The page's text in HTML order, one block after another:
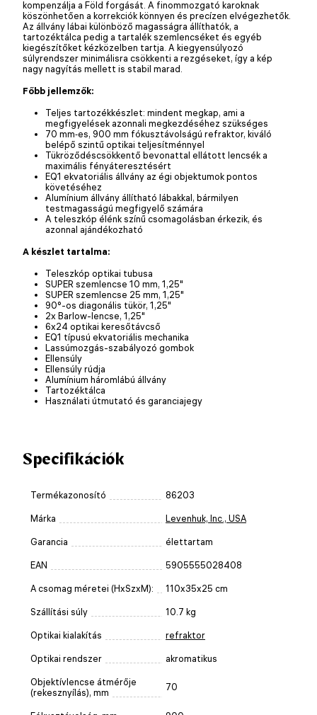
kompenzálja a Föld forgását. A finommozgató karoknak
köszönhetően a korrekciók könnyen és precízen elvégezhetők.
Az állvány lábai különböző magasságra állíthatók, a
tartozéktálca pedig a tartalék szemlencséket és egyéb
kiegészítőket kézközelben tartja. A kiegyensúlyozó
súlyrendszer minimálisra csökkenti a rezgéseket, így a kép
nagy nagyítás mellett is stabil marad.
Főbb jellemzők:
Teljes tartozékkészlet: mindent megkap, ami a
megfigyelések azonnali megkezdéséhez szükséges
70 mm‑es, 900 mm fókusztávolságú refraktor, kiváló
belépő szintű optikai teljesítménnyel
Tükröződéscsökkentő bevonattal ellátott lencsék a
maximális fényáteresztésért
EQ1 ekvatoriális állvány az égi objektumok pontos
követéséhez
Alumínium állvány állítható lábakkal, bármilyen
testmagasságú megfigyelő számára
A teleszkóp élénk színű csomagolásban érkezik, és
azonnal ajándékozható
A készlet tartalma:
Teleszkóp optikai tubusa
SUPER szemlencse 10 mm, 1,25"
SUPER szemlencse 25 mm, 1,25"
90°-os diagonális tükör, 1,25"
2х Barlow-lencse, 1,25"
6x24 optikai keresőtávcső
EQ1 típusú ekvatoriális mechanika
Lassúmozgás-szabályozó gombok
Ellensúly
Ellensúly rúdja
Alumínium háromlábú állvány
Tartozéktálca
Használati útmutató és garanciajegy
Specifikációk
Termékazonosító 86203
Márka Levenhuk, Inc., USA
Garancia élettartam
EAN 5905555028408
A csomag méretei (HxSzxM): 110x35x25 cm
Szállítási súly 10.7 kg
Optikai kialakítás refraktor
Optikai rendszer akromatikus
Objektívlencse átmérője
(rekesznyílás), mm
70